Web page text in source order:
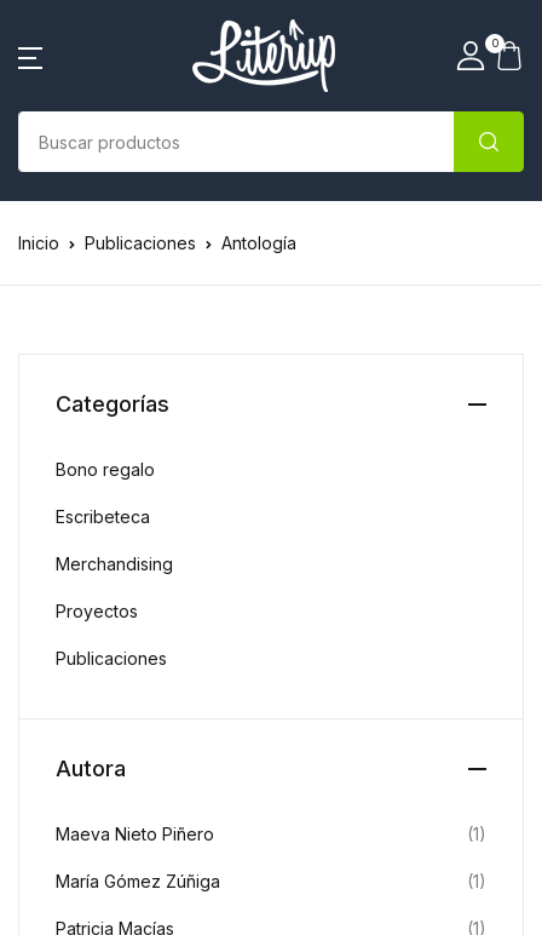
0
Inicio Publicaciones Antología
Categorías
Bono regalo
Escribeteca
Merchandising
Proyectos
Publicaciones
Autora
Maeva Nieto Piñero (1)
María Gómez Zúñiga (1)
Patricia Macías (1)